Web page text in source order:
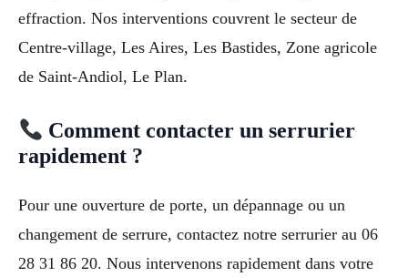
effraction. Nos interventions couvrent le secteur de
Centre-village, Les Aires, Les Bastides, Zone agricole
de Saint-Andiol, Le Plan.
Comment contacter un serrurier
rapidement ?
Pour une ouverture de porte, un dépannage ou un
changement de serrure, contactez notre serrurier au 06
28 31 86 20. Nous intervenons rapidement dans votre